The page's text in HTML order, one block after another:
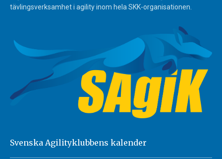
tävlingsverksamhet i agility inom hela SKK-organisationen.
Svenska Agilityklubbens kalender